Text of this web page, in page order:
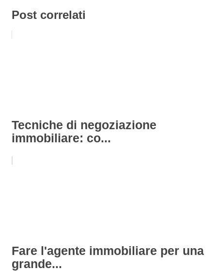
Post correlati
Tecniche di negoziazione
immobiliare: co...
Fare l'agente immobiliare per una
grande...